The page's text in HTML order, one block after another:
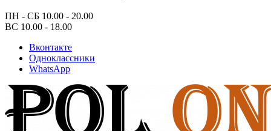
ПН - СБ 10.00 - 20.00
ВС 10.00 - 18.00
Вконтакте
Одноклассники
WhatsApp